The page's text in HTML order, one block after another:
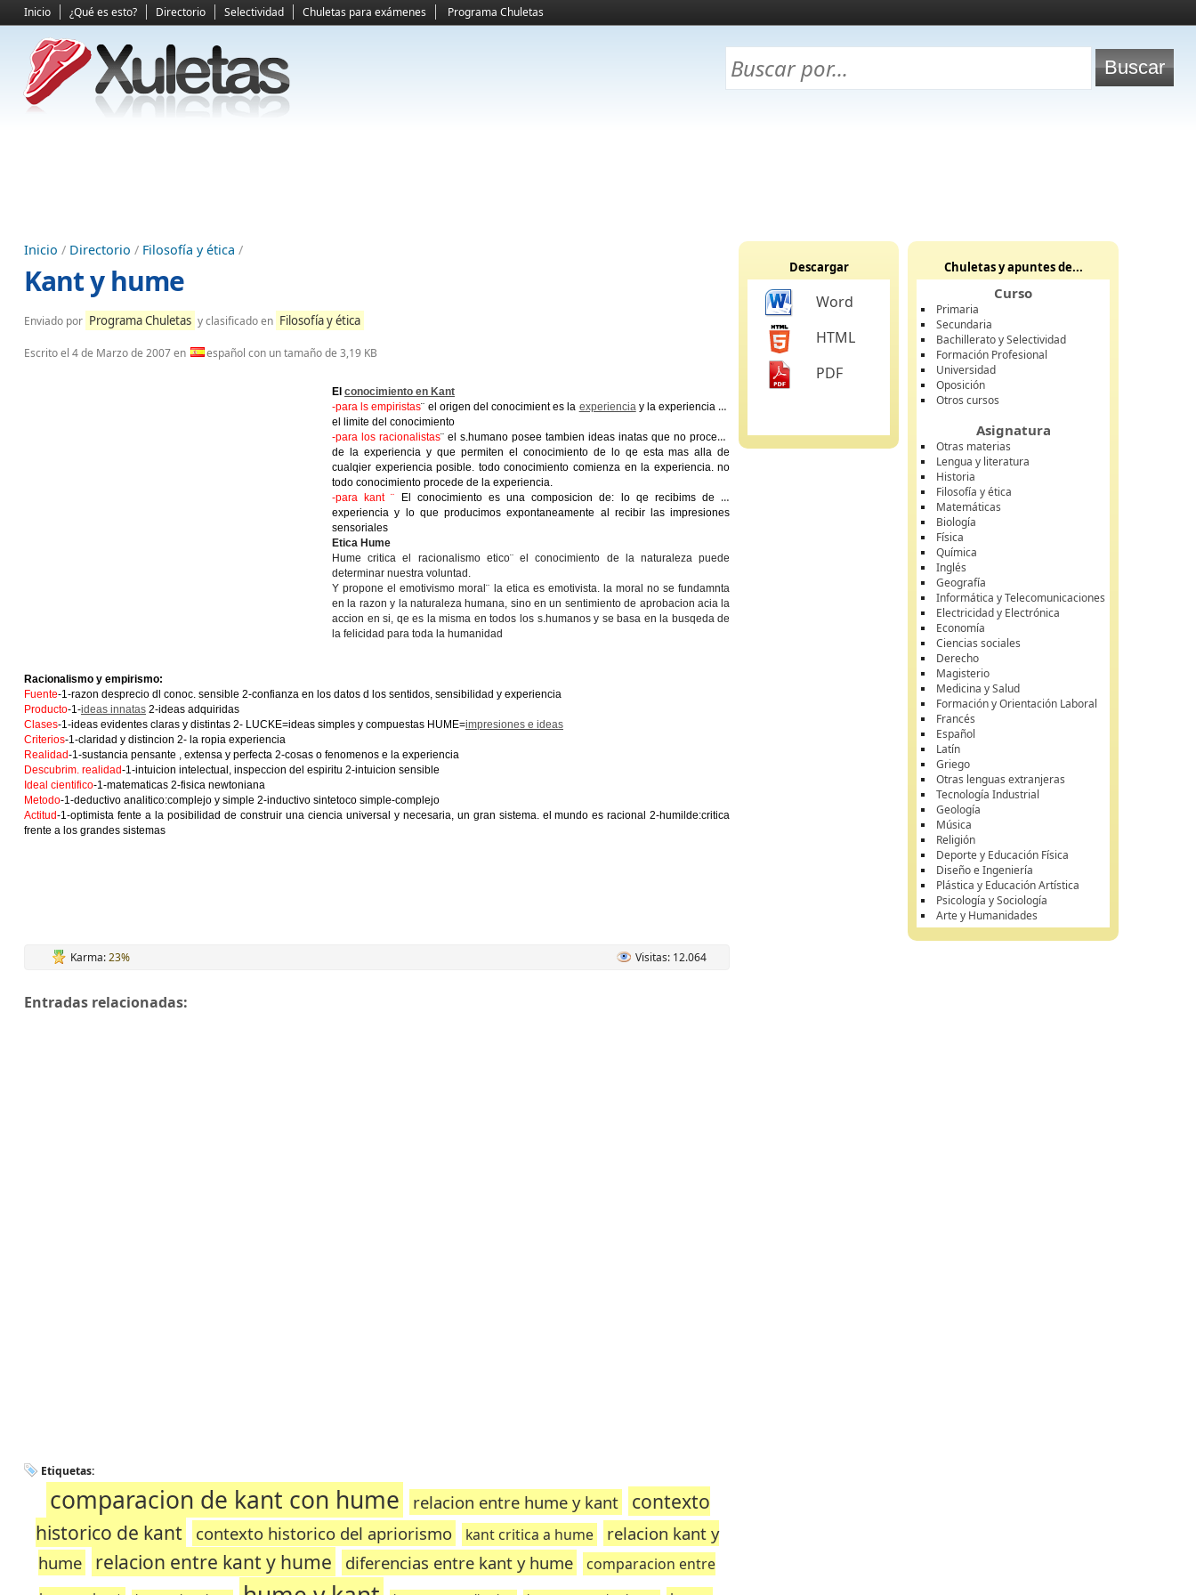
Inicio ¿Qué es esto? Directorio Selectividad Chuletas para exámenes Programa Chuletas
Inicio / Directorio / Filosofía y ética /
Kant y hume
Enviado por Programa Chuletas y clasificado en Filosofía y ética
Escrito el 4 de Marzo de 2007en español con un tamaño de 3,19 KB
El conocimiento en Kant
-para ls empiristas¨ el origen del conocimient es la experienciay la experiencia es
el limite del conocimiento
-para los racionalistas¨ el s.humano posee tambien ideas inatas que no procedn
de la experiencia y que permiten el conocimiento de lo qe esta mas alla de
cualqier experiencia posible. todo conocimiento comienza en la experiencia. no
todo conocimiento procede de la experiencia.
-para kant ¨
El conocimiento es una composicion de: lo qe recibims de la
experiencia y lo que producimos expontaneamente al recibir las impresiones
sensoriales
Etica Hume
Hume critica el racionalismo etico¨ el conocimiento de la naturaleza puede
determinar nuestra voluntad.
Y propone el emotivismo moral¨ la etica es emotivista. la moral no se fundamnta
en la razon y la naturaleza humana, sino en un sentimiento de aprobacion acia la
accion en si, qe es la misma en todos los s.humanos y se basa en la busqeda de
la felicidad para toda la humanidad
Racionalismo y empirismo:
Fuente-1-razon desprecio dl conoc. sensible 2-confianza en los datos d los sentidos, sensibilidad y experiencia
Producto-1-ideas innatas 2-ideas adquiridas
Clases-1-ideas evidentes claras y distintas 2- LUCKE=ideas simples y compuestas HUME=impresiones e ideas
Criterios-1-claridad y distincion 2- la ropia experiencia
Realidad-1-sustancia pensante , extensa y perfecta 2-cosas o fenomenos e la experiencia
Descubrim. realidad-1-intuicion intelectual, inspeccion del espiritu 2-intuicion sensible
Ideal cientifico-1-matematicas 2-fisica newtoniana
Metodo-1-deductivo analitico:complejo y simple 2-inductivo sintetoco simple-complejo
Actitud-1-optimista fente a la posibilidad de construir una ciencia universal y necesaria, un gran sistema. el mundo es racional 2-humilde:critica
frente a los grandes sistemas
Karma:23% Visitas: 12.064
Entradas relacionadas:
Etiquetas:
comparacion de kant con hume relacion entre hume y kant
contexto
historico de kant
contexto historico del apriorismo kant critica a hume
relacion kant y
hume
relacion entre kant y hume diferencias entre kant y hume
comparacion entre
Descargar
Word
HTML
PDF
Chuletas y apuntes de...
Curso
Primaria
Secundaria
Bachillerato y Selectividad
Formación Profesional
Universidad
Oposición
Otros cursos
Asignatura
Otras materias
Lengua y literatura
Historia
Filosofía y ética
Matemáticas
Biología
Física
Química
Inglés
Geografía
Informática y Telecomunicaciones
Electricidad y Electrónica
Economía
Ciencias sociales
Derecho
Magisterio
Medicina y Salud
Formación y Orientación Laboral
Francés
Español
Latín
Griego
Otras lenguas extranjeras
Tecnología Industrial
Geología
Música
Religión
Deporte y Educación Física
Diseño e Ingeniería
Plástica y Educación Artística
Psicología y Sociología
Arte y Humanidades